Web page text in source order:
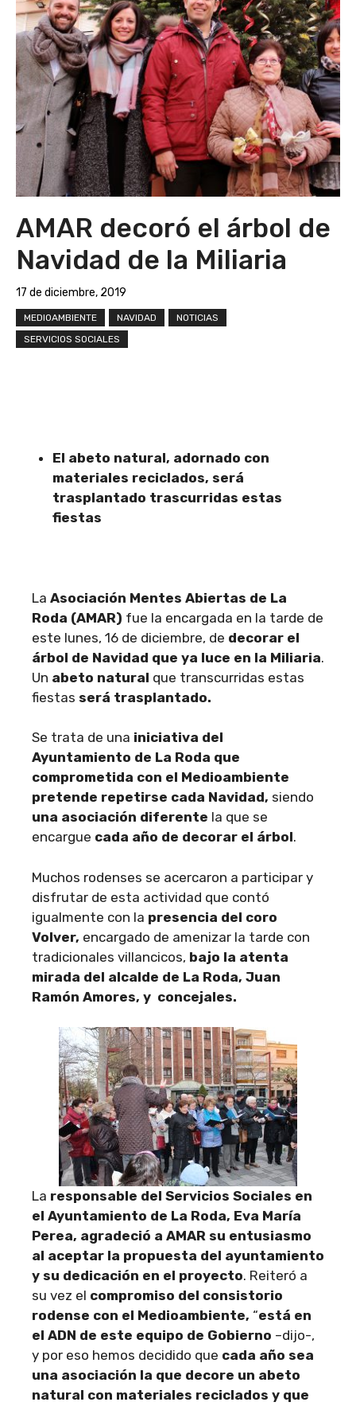
AMAR decoró el árbol de
Navidad de la Miliaria
17 de diciembre, 2019
MEDIOAMBIENTE NAVIDAD
NOTICIAS
SERVICIOS SOCIALES
El abeto natural, adornado con
materiales reciclados, será
trasplantado trascurridas estas
fiestas
La Asociación Mentes Abiertas de La
Roda (AMAR) fue la encargada en la tarde de
este lunes, 16 de diciembre, de decorar el
árbol de Navidad que ya luce en la Miliaria.
Un abeto natural que transcurridas estas
fiestas será trasplantado.
Se trata de una iniciativa del
Ayuntamiento de La Roda que
comprometida con el Medioambiente
pretende repetirse cada Navidad, siendo
una asociación diferente la que se
encargue cada año de decorar el árbol.
Muchos rodenses se acercaron a participar y
disfrutar de esta actividad que contó
igualmente con la presencia del coro
Volver, encargado de amenizar la tarde con
tradicionales villancicos, bajo la atenta
mirada del alcalde de La Roda, Juan
Ramón Amores, y concejales.
La responsable del Servicios Sociales en
el Ayuntamiento de La Roda, Eva María
Perea, agradeció a AMAR su entusiasmo
al aceptar la propuesta del ayuntamiento
y su dedicación en el proyecto. Reiteró a
su vez el compromiso del consistorio
rodense con el Medioambiente, “está en
el ADN de este equipo de Gobierno –dijo-,
y por eso hemos decidido que cada año sea
una asociación la que decore un abeto
natural con materiales reciclados y que